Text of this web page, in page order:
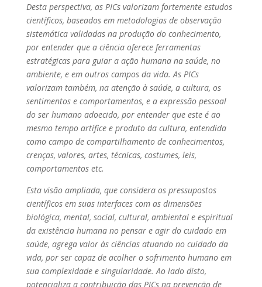
Desta perspectiva, as PICs valorizam fortemente estudos
científicos, baseados em metodologias de observação
sistemática validadas na produção do conhecimento,
por entender que a ciência oferece ferramentas
estratégicas para guiar a ação humana na saúde, no
ambiente, e em outros campos da vida. As PICs
valorizam também, na atenção à saúde, a cultura, os
sentimentos e comportamentos, e a expressão pessoal
do ser humano adoecido, por entender que este é ao
mesmo tempo artífice e produto da cultura, entendida
como campo de compartilhamento de conhecimentos,
crenças, valores, artes, técnicas, costumes, leis,
comportamentos etc.
Esta visão ampliada, que considera os pressupostos
científicos em suas interfaces com as dimensões
biológica, mental, social, cultural, ambiental e espiritual
da existência humana no pensar e agir do cuidado em
saúde, agrega valor às ciências atuando no cuidado da
vida, por ser capaz de acolher o sofrimento humano em
sua complexidade e singularidade. Ao lado disto,
potencializa a contribuição das PICs na prevenção de